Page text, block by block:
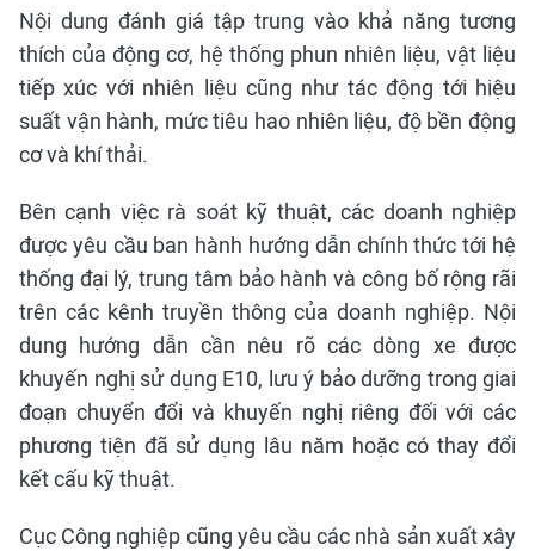
Nội dung đánh giá tập trung vào khả năng tương
thích của động cơ, hệ thống phun nhiên liệu, vật liệu
tiếp xúc với nhiên liệu cũng như tác động tới hiệu
suất vận hành, mức tiêu hao nhiên liệu, độ bền động
cơ và khí thải.
Bên cạnh việc rà soát kỹ thuật, các doanh nghiệp
được yêu cầu ban hành hướng dẫn chính thức tới hệ
thống đại lý, trung tâm bảo hành và công bố rộng rãi
trên các kênh truyền thông của doanh nghiệp. Nội
dung hướng dẫn cần nêu rõ các dòng xe được
khuyến nghị sử dụng E10, lưu ý bảo dưỡng trong giai
đoạn chuyển đổi và khuyến nghị riêng đối với các
phương tiện đã sử dụng lâu năm hoặc có thay đổi
kết cấu kỹ thuật.
Cục Công nghiệp cũng yêu cầu các nhà sản xuất xây